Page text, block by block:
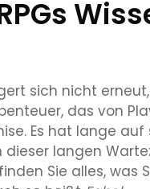
sich nicht erneut,
das von
Es hat lange auf
langen
Sie alles, was